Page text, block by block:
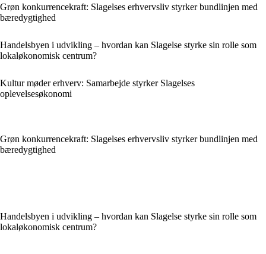
Grøn konkurrencekraft: Slagelses erhvervsliv styrker bundlinjen med
bæredygtighed
Handelsbyen i udvikling – hvordan kan Slagelse styrke sin rolle som
lokaløkonomisk centrum?
Kultur møder erhverv: Samarbejde styrker Slagelses
oplevelsesøkonomi
Grøn konkurrencekraft: Slagelses erhvervsliv styrker bundlinjen med
bæredygtighed
Handelsbyen i udvikling – hvordan kan Slagelse styrke sin rolle som
lokaløkonomisk centrum?